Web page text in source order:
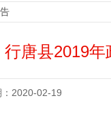
行唐县2019
：2020-02-19